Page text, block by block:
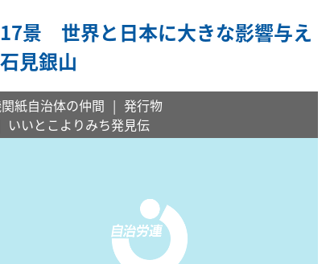
景 世界と日本に大きな影響与え
見銀山
紙自治体の仲間
発行物
いいとこよりみち発見伝